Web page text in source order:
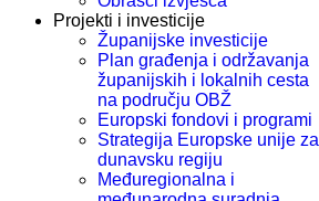
Projekti i investicije
Županijske investicije
Plan građenja i održavanja
županijskih i lokalnih cesta
na području OBŽ
Europski fondovi i programi
Strategija Europske unije za
dunavsku regiju
Međuregionalna i